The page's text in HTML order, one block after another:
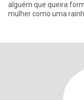
alguém que queira
mulher como uma